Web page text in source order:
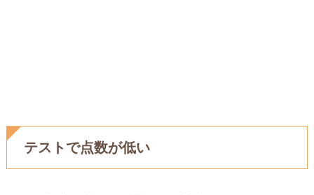
テストで点数が低い